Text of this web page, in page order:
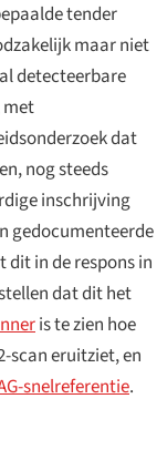
tender
maar niet
detecteerbare
dat
nog steeds
inschrijving
gedocumenteerde
in de respons in
dat dit het
is te zien hoe
scan eruitziet, en
snelreferentie.